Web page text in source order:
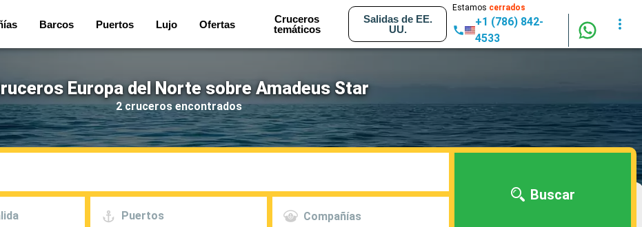
Barcos Puertos Lujo Ofertas
Cruceros
temáticos
Salidas de EE.
UU.
Estamos cerrados
+1 (786) 842-
4533
Europa del Norte sobre Amadeus Star
2 cruceros encontrados
Puertos Compañías
Buscar